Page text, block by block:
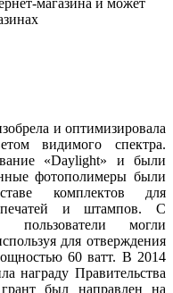
и оптимизировала
видимого спектра.
«Daylight» и были
фотополимеры были
комплектов для
печатей и штампов. С
могли
для отверждения
60 ватт. В 2014
награду Правительства
был направлен на